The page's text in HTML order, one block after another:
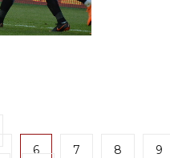
6 7 8
9